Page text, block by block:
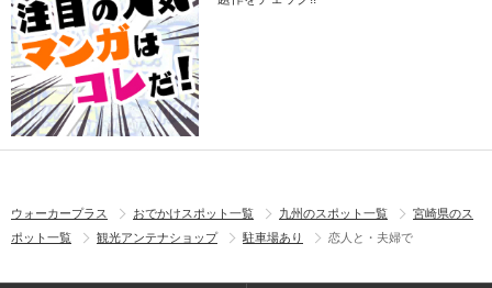
ウォーカープラス おでかけスポット一覧 九州のスポット一覧
宮崎県のス
ポット一覧
観光アンテナショップ 駐車場あり 恋人と・夫婦で